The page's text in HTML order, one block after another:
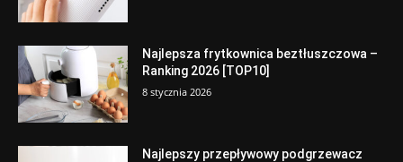
Najlepsza frytkownica beztłuszczowa –
Ranking 2026 [TOP10]
8 stycznia 2026
Najlepszy przepływowy podgrzewacz